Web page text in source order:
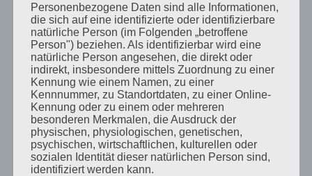
Juli 2010
Juni 2010
Mai 2010
April 2010
März 2010
Februar 2010
Januar 2010
Personenbezogene Daten sind alle Informationen,
die sich auf eine identifizierte oder identifizierbare
natürliche Person (im Folgenden „betroffene
Person") beziehen. Als identifizierbar wird eine
natürliche Person angesehen, die direkt oder
indirekt, insbesondere mittels Zuordnung zu einer
Kennung wie einem Namen, zu einer
Kennnummer, zu Standortdaten, zu einer Online-
Kennung oder zu einem oder mehreren
besonderen Merkmalen, die Ausdruck der
physischen, physiologischen, genetischen,
psychischen, wirtschaftlichen, kulturellen oder
sozialen Identität dieser natürlichen Person sind,
identifiziert werden kann.